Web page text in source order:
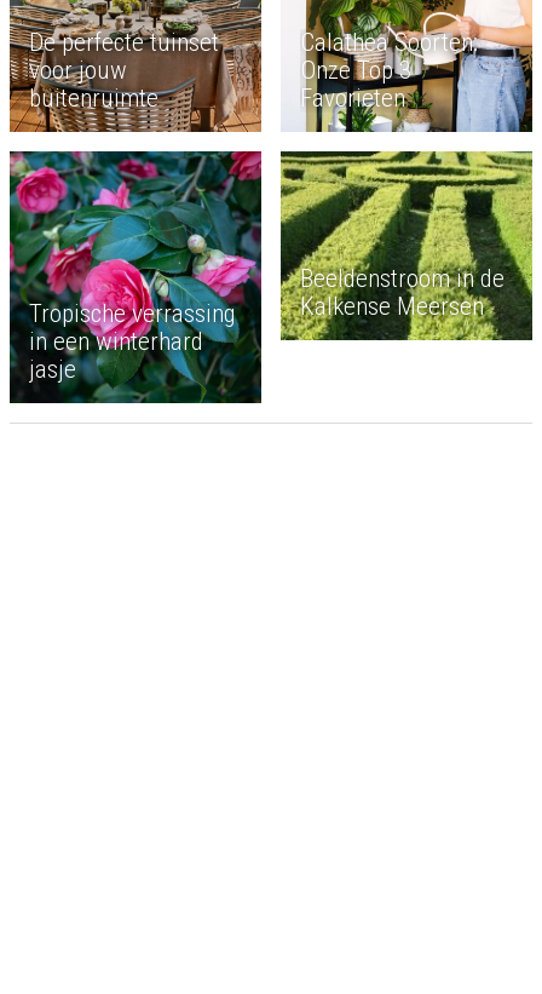
De perfecte tuinset
voor jouw
buitenruimte
Calathea Soorten:
Onze Top 3
Favorieten
Tropische verrassing
in een winterhard
jasje
Beeldenstroom in de
Kalkense Meersen